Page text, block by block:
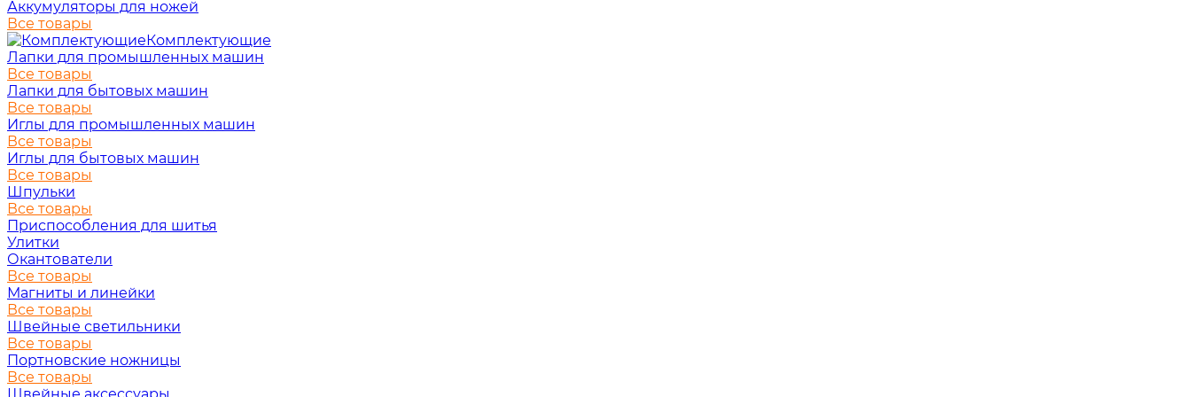
Аккумуляторы для ножей
Все товары
Комплектующие
Лапки для промышленных машин
Все товары
Лапки для бытовых машин
Все товары
Иглы для промышленных машин
Все товары
Иглы для бытовых машин
Все товары
Шпульки
Все товары
Приспособления для шитья
Улитки
Окантователи
Все товары
Магниты и линейки
Все товары
Швейные светильники
Все товары
Портновские ножницы
Все товары